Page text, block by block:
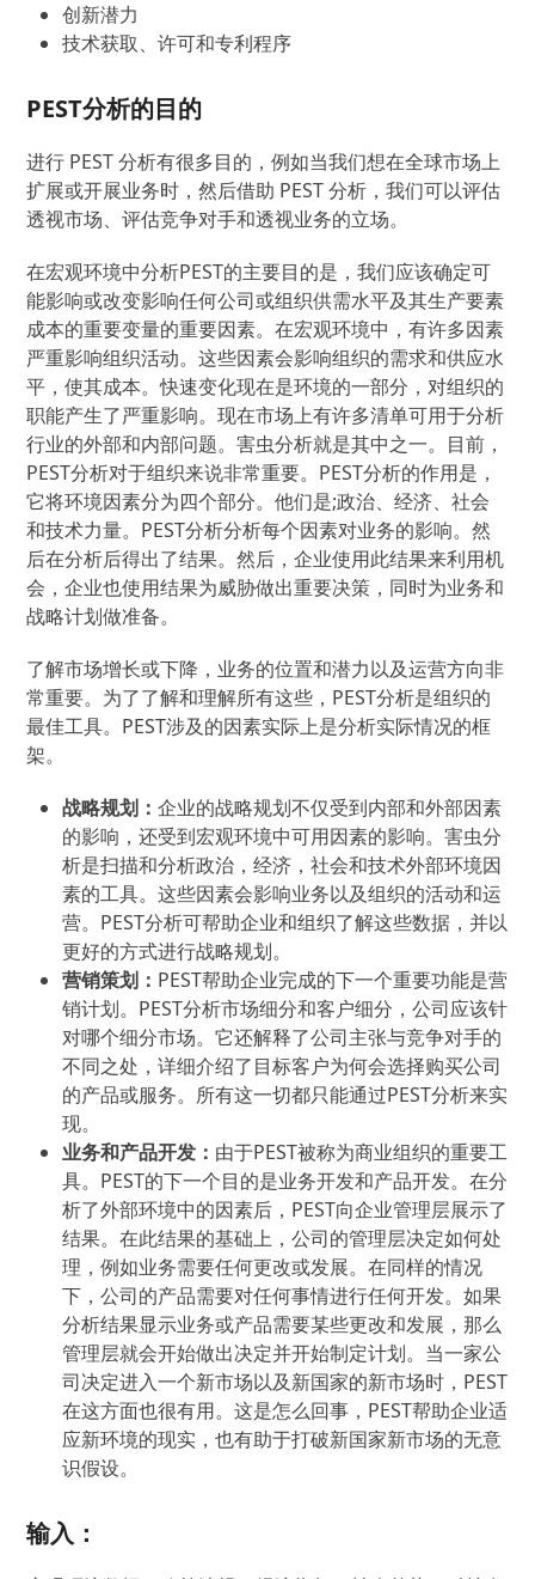
创新潜力
技术获取、许可和专利程序
PEST分析的目的
进行 PEST 分析有很多目的，例如当我们想在全球市场上
扩展或开展业务时，然后借助 PEST 分析，我们可以评估
透视市场、评估竞争对手和透视业务的立场。
在宏观环境中分析PEST的主要目的是，我们应该确定可
能影响或改变影响任何公司或组织供需水平及其生产要素
成本的重要变量的重要因素。在宏观环境中，有许多因素
严重影响组织活动。这些因素会影响组织的需求和供应水
平，使其成本。快速变化现在是环境的一部分，对组织的
职能产生了严重影响。现在市场上有许多清单可用于分析
行业的外部和内部问题。害虫分析就是其中之一。目前，
PEST分析对于组织来说非常重要。PEST分析的作用是，
它将环境因素分为四个部分。他们是;政治、经济、社会
和技术力量。PEST分析分析每个因素对业务的影响。然
后在分析后得出了结果。然后，企业使用此结果来利用机
会，企业也使用结果为威胁做出重要决策，同时为业务和
战略计划做准备。
了解市场增长或下降，业务的位置和潜力以及运营方向非
常重要。为了了解和理解所有这些，PEST分析是组织的
最佳工具。PEST涉及的因素实际上是分析实际情况的框
架。
战略规划：企业的战略规划不仅受到内部和外部因素
的影响，还受到宏观环境中可用因素的影响。害虫分
析是扫描和分析政治，经济，社会和技术外部环境因
素的工具。这些因素会影响业务以及组织的活动和运
营。PEST分析可帮助企业和组织了解这些数据，并以
更好的方式进行战略规划。
营销策划： PEST帮助企业完成的下一个重要功能是营
销计划。PEST分析市场细分和客户细分，公司应该针
对哪个细分市场。它还解释了公司主张与竞争对手的
不同之处，详细介绍了目标客户为何会选择购买公司
的产品或服务。所有这一切都只能通过PEST分析来实
现。
业务和产品开发： 由于PEST被称为商业组织的重要工
具。PEST的下一个目的是业务开发和产品开发。在分
析了外部环境中的因素后，PEST向企业管理层展示了
结果。在此结果的基础上，公司的管理层决定如何处
理，例如业务需要任何更改或发展。在同样的情况
下，公司的产品需要对任何事情进行任何开发。如果
分析结果显示业务或产品需要某些更改和发展，那么
管理层就会开始做出决定并开始制定计划。当一家公
司决定进入一个新市场以及新国家的新市场时，PEST
在这方面也很有用。这是怎么回事，PEST帮助企业适
应新环境的现实，也有助于打破新国家新市场的无意
识假设。
输入：